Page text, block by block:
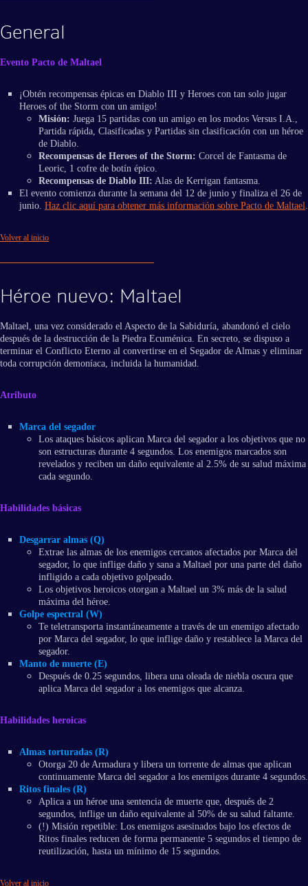
General
Evento Pacto de Maltael
¡Obtén recompensas épicas en Diablo III y Heroes con tan solo jugar
Heroes of the Storm con un amigo!
Misión: Juega 15 partidas con un amigo en los modos Versus I.A.,
Partida rápida, Clasificadas y Partidas sin clasificación con un héroe
de Diablo.
Recompensas de Heroes of the Storm: Corcel de Fantasma de
Leoric, 1 cofre de botín épico.
Recompensas de Diablo III: Alas de Kerrigan fantasma.
El evento comienza durante la semana del 12 de junio y finaliza el 26 de
junio. Haz clic aquí para obtener más información sobre Pacto de Maltael
Volver al inicio
Héroe nuevo: Maltael
Maltael, una vez considerado el Aspecto de la Sabiduría, abandonó el cielo
después de la destrucción de la Piedra Ecuménica. En secreto, se dispuso a
terminar el Conflicto Eterno al convertirse en el Segador de Almas y eliminar
toda corrupción demoníaca, incluida la humanidad.
Atributo
Marca del segador
Los ataques básicos aplican Marca del segador a los objetivos que no
son estructuras durante 4 segundos. Los enemigos marcados son
revelados y reciben un daño equivalente al 2.5% de su salud máxima
cada segundo.
Habilidades básicas
Desgarrar almas (Q)
Extrae las almas de los enemigos cercanos afectados por Marca del
segador, lo que inflige daño y sana a Maltael por una parte del daño
infligido a cada objetivo golpeado.
Los objetivos heroicos otorgan a Maltael un 3% más de la salud
máxima del héroe.
Golpe espectral (W)
Te teletransporta instantáneamente a través de un enemigo afectado
por Marca del segador, lo que inflige daño y restablece la Marca del
segador.
Manto de muerte (E)
Después de 0.25 segundos, libera una oleada de niebla oscura que
aplica Marca del segador a los enemigos que alcanza.
Habilidades heroicas
Almas torturadas (R)
Otorga 20 de Armadura y libera un torrente de almas que aplican
continuamente Marca del segador a los enemigos durante 4 segundos.
Ritos finales (R)
Aplica a un héroe una sentencia de muerte que, después de 2
segundos, inflige un daño equivalente al 50% de su salud faltante.
(!) Misión repetible: Los enemigos asesinados bajo los efectos de
Ritos finales reducen de forma permanente 5 segundos el tiempo de
reutilización, hasta un mínimo de 15 segundos.
Volver al inicio